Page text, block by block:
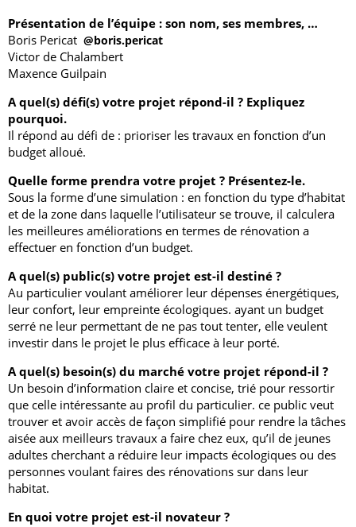
Présentation de l’équipe : son nom, ses membres, …
Boris Pericat @boris.pericat
Victor de Chalambert
Maxence Guilpain
A quel(s) défi(s) votre projet répond-il ? Expliquez
pourquoi.
Il répond au défi de : prioriser les travaux en fonction d’un
budget alloué.
Quelle forme prendra votre projet ? Présentez-le.
Sous la forme d’une simulation : en fonction du type d’habitat
et de la zone dans laquelle l’utilisateur se trouve, il calculera
les meilleures améliorations en termes de rénovation a
effectuer en fonction d’un budget.
A quel(s) public(s) votre projet est-il destiné ?
Au particulier voulant améliorer leur dépenses énergétiques,
leur confort, leur empreinte écologiques. ayant un budget
serré ne leur permettant de ne pas tout tenter, elle veulent
investir dans le projet le plus efficace à leur porté.
A quel(s) besoin(s) du marché votre projet répond-il ?
Un besoin d’information claire et concise, trié pour ressortir
que celle intéressante au profil du particulier. ce public veut
trouver et avoir accès de façon simplifié pour rendre la tâches
aisée aux meilleurs travaux a faire chez eux, qu’il de jeunes
adultes cherchant a réduire leur impacts écologiques ou des
personnes voulant faires des rénovations sur dans leur
habitat.
En quoi votre projet est-il novateur ?